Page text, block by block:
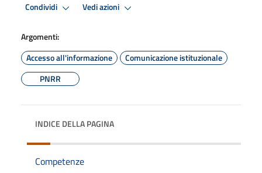
Condividi Vedi azioni
Argomenti:
Accesso all'informazione
Comunicazione istituzionale
PNRR
INDICE DELLA PAGINA
Competenze